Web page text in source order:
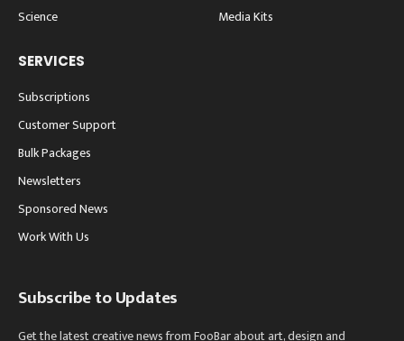
Science
Media Kits
SERVICES
Subscriptions
Customer Support
Bulk Packages
Newsletters
Sponsored News
Work With Us
Subscribe to Updates
Get the latest creative news from FooBar about art, design and